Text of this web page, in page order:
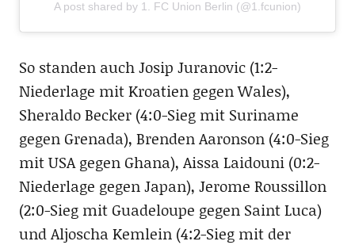
A post shared by 1. FC Union Berlin (@1.fcunion)
So standen auch Josip Juranovic (1:2-
Niederlage mit Kroatien gegen Wales),
Sheraldo Becker (4:0-Sieg mit Suriname
gegen Grenada), Brenden Aaronson (4:0-Sieg
mit USA gegen Ghana), Aissa Laidouni (0:2-
Niederlage gegen Japan), Jerome Roussillon
(2:0-Sieg mit Guadeloupe gegen Saint Luca)
und Aljoscha Kemlein (4:2-Sieg mit der